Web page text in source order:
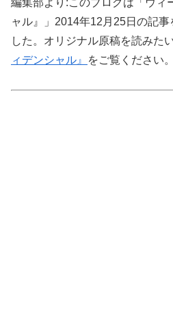
ャル』」2014年12月25日の記事
した。オリジナル原稿を読みた
ィデンシャル』
をご覧ください。